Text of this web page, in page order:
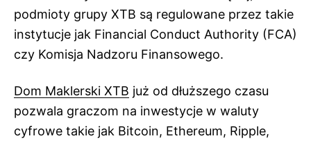
podmioty grupy XTB są regulowane przez takie
instytucje jak Financial Conduct Authority (FCA)
czy Komisja Nadzoru Finansowego.
Dom Maklerski XTB już od dłuższego czasu
pozwala graczom na inwestycje w waluty
cyfrowe takie jak Bitcoin, Ethereum, Ripple,